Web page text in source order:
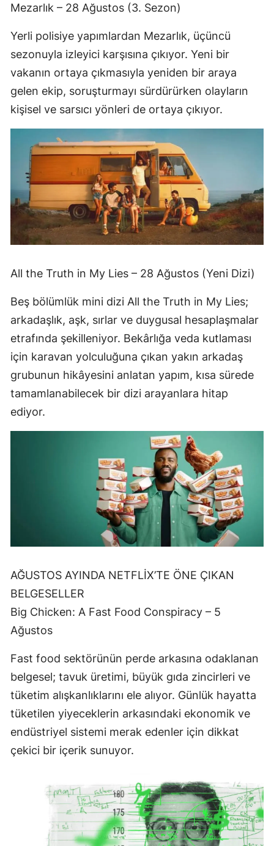
Mezarlık – 28 Ağustos (3. Sezon)
Yerli polisiye yapımlardan Mezarlık, üçüncü
sezonuyla izleyici karşısına çıkıyor. Yeni bir
vakanın ortaya çıkmasıyla yeniden bir araya
gelen ekip, soruşturmayı sürdürürken olayların
kişisel ve sarsıcı yönleri de ortaya çıkıyor.
All the Truth in My Lies – 28 Ağustos (Yeni Dizi)
Beş bölümlük mini dizi All the Truth in My Lies;
arkadaşlık, aşk, sırlar ve duygusal hesaplaşmalar
etrafında şekilleniyor. Bekârlığa veda kutlaması
için karavan yolculuğuna çıkan yakın arkadaş
grubunun hikâyesini anlatan yapım, kısa sürede
tamamlanabilecek bir dizi arayanlara hitap
ediyor.
AĞUSTOS AYINDA NETFLİX’TE ÖNE ÇIKAN
BELGESELLER
Big Chicken: A Fast Food Conspiracy – 5
Ağustos
Fast food sektörünün perde arkasına odaklanan
belgesel; tavuk üretimi, büyük gıda zincirleri ve
tüketim alışkanlıklarını ele alıyor. Günlük hayatta
tüketilen yiyeceklerin arkasındaki ekonomik ve
endüstriyel sistemi merak edenler için dikkat
çekici bir içerik sunuyor.